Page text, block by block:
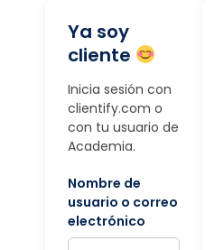
Ya soy
cliente
Inicia sesión con
clientify.com o
con tu usuario de
Academia.
Nombre de
usuario o correo
electrónico